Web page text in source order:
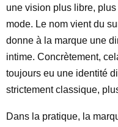
une vision plus libre,
mode. Le nom vient du
donne à la marque une
intime. Concrètement,
toujours eu une identité
strictement classique,
Dans la pratique, la